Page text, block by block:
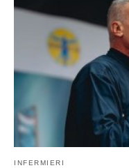
INFERMIERI